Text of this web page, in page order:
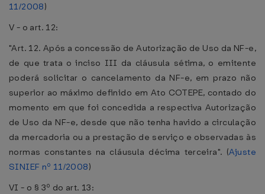
11/2008)
V - o art. 12:
"Art. 12. Após a concessão de Autorização de Uso da NF-e,
de que trata o inciso III da cláusula sétima, o emitente
poderá solicitar o cancelamento da NF-e, em prazo não
superior ao máximo definido em Ato COTEPE, contado do
momento em que foi concedida a respectiva Autorização
de Uso da NF-e, desde que não tenha havido a circulação
da mercadoria ou a prestação de serviço e observadas às
normas constantes na cláusula décima terceira". (Ajuste
SINIEF nº 11/2008)
VI - o § 3º do art. 13: